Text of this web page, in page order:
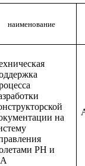
наименование
на
РН и